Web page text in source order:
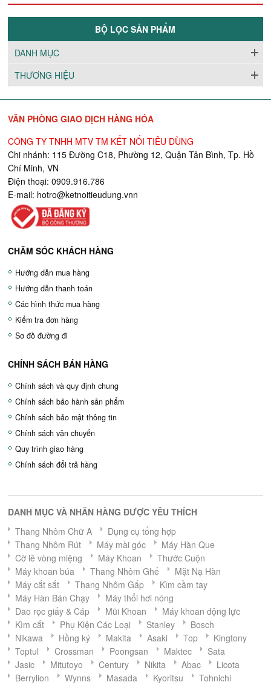
BỘ LỌC SẢN PHẨM
DANH MỤC
THƯƠNG HIỆU
VĂN PHÒNG GIAO DỊCH HÀNG HÓA
CÔNG TY TNHH MTV TM KẾT NỐI TIÊU DÙNG
Chi nhánh: 115 Đường C18, Phường 12, Quận Tân Bình, Tp. Hồ
Chí Minh, VN
Điện thoại: 0909.916.786
E-mail: hotro@ketnoitieudung.vnn
CHĂM SÓC KHÁCH HÀNG
Hướng dẫn mua hàng
Hướng dẫn thanh toán
Các hình thức mua hàng
Kiểm tra đơn hàng
Sơ đồ đường đi
CHÍNH SÁCH BÁN HÀNG
Chính sách và quy định chung
Chính sách bảo hành sản phẩm
Chính sách bảo mật thông tin
Chính sách vận chuyển
Quy trình giao hàng
Chính sách đổi trả hàng
DANH MỤC VÀ NHÃN HÀNG ĐƯỢC YÊU THÍCH
Thang Nhôm Chữ A
Dụng cụ tổng hợp
Thang Nhôm Rút
Máy mài góc
Máy Hàn Que
Cờ lê vòng miệng
Máy Khoan
Thước Cuộn
Máy khoan búa
Thang Nhôm Ghế
Mặt Nạ Hàn
Máy cắt sắt
Thang Nhôm Gấp
Kìm cầm tay
Máy Hàn Bán Chạy
Máy thổi hơi nóng
Dao rọc giấy & Cáp
Mũi Khoan
Máy khoan động lực
Kìm cắt
Phụ Kiện Các Loại Stanley
Bosch
Nikawa
Hồng ký Makita Asaki Top
Kingtony
Toptul
Crossman Poongsan Maktec
Sata
Jasic
Mitutoyo Century Nikita Abac
Licota
Berrylion
Wynns Masada Kyoritsu Tohnichi